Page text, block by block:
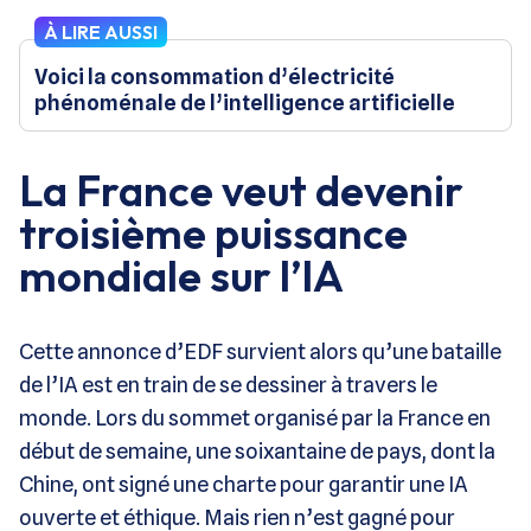
À LIRE AUSSI
Voici la consommation d’électricité
phénoménale de l’intelligence artificielle
La France veut devenir
troisième puissance
mondiale sur l’IA
Cette annonce d’EDF survient alors qu’une bataille
de l’IA est en train de se dessiner à travers le
monde. Lors du sommet organisé par la France en
début de semaine, une soixantaine de pays, dont la
Chine, ont signé une charte pour garantir une IA
ouverte et éthique. Mais rien n’est gagné pour